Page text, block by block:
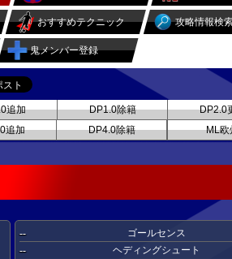
おすすめテクニック 攻略情報検
鬼メンバー登録
追加 DP1.0除籍 DP2.0
追加 DP4.0除籍 ML欧
--
ゴールセンス
--
ヘディングシュート